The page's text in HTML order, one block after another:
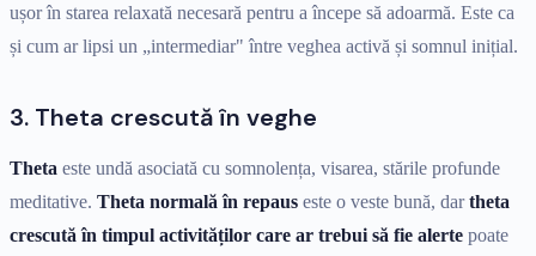
ușor în starea relaxată necesară pentru a începe să adoarmă. Este ca
și cum ar lipsi un „intermediar" între veghea activă și somnul inițial.
3. Theta crescută în veghe
Theta este undă asociată cu somnolența, visarea, stările profunde
meditative. Theta normală în repaus este o veste bună, dartheta
crescută în timpul activităților care ar trebui să fie alerte poate